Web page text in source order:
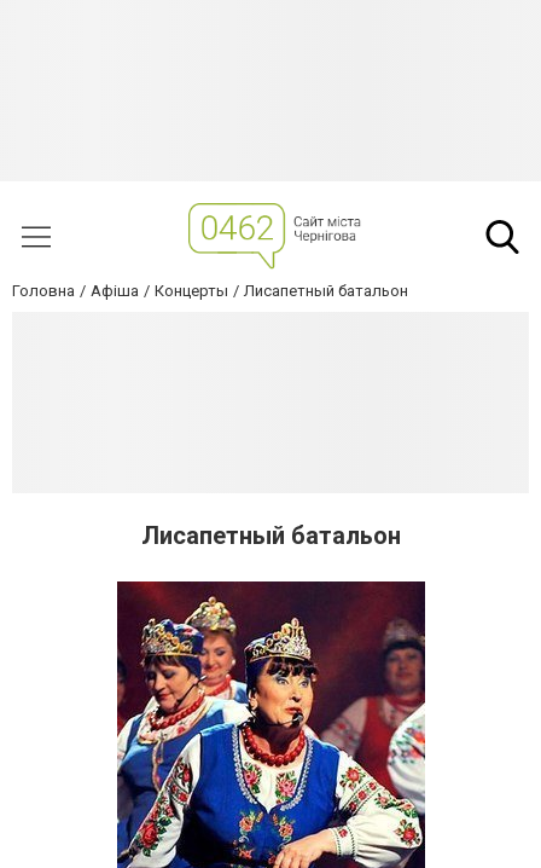
Головна Афіша Концерты Лисапетный батальон
Лисапетный батальон